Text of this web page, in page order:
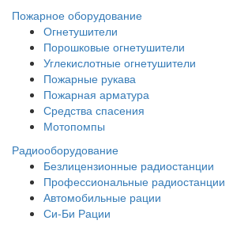
Пожарное оборудование
Огнетушители
Порошковые огнетушители
Углекислотные огнетушители
Пожарные рукава
Пожарная арматура
Средства спасения
Мотопомпы
Радиооборудование
Безлицензионные радиостанции
Профессиональные радиостанции
Автомобильные рации
Си-Би Рации